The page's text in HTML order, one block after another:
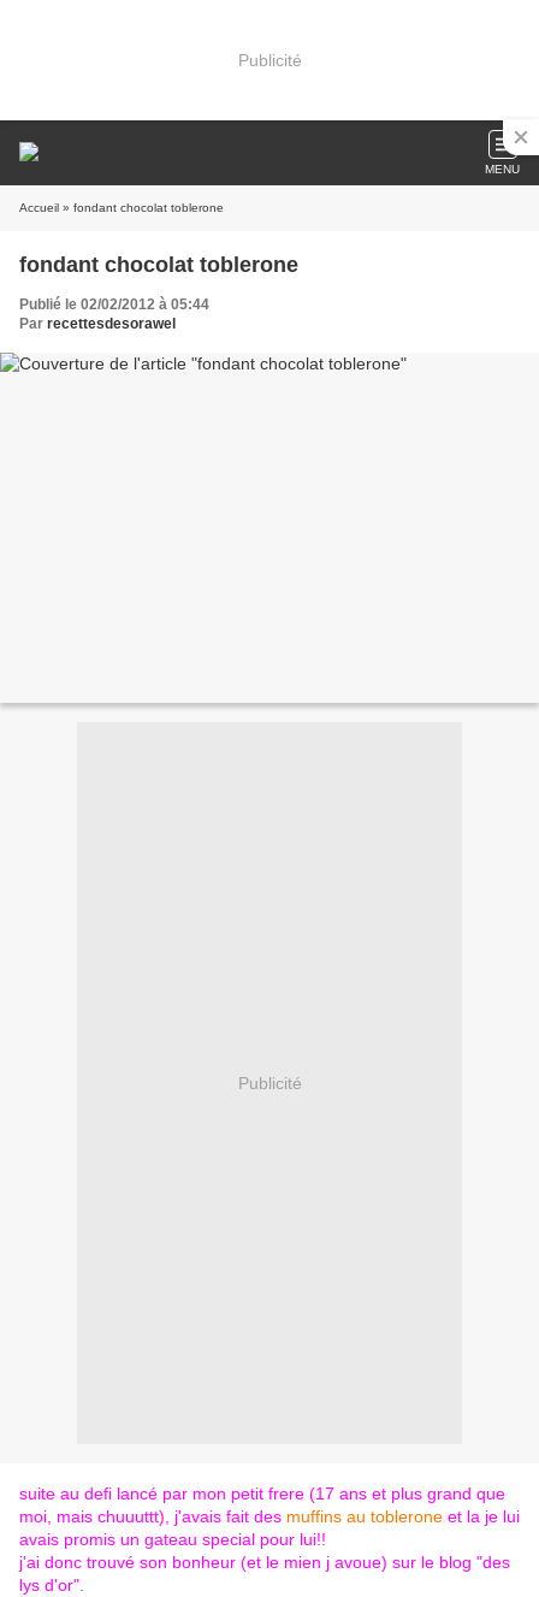
Publicité
MENU
Accueil » fondant chocolat toblerone
fondant chocolat toblerone
Publié le 02/02/2012 à 05:44
Par recettesdesorawel
Publicité
suite au defi lancé par mon petit frere (17 ans et plus grand que
moi, mais chuuuttt), j'avais fait des muffins au toblerone et la je lui
avais promis un gateau special pour lui!!
j'ai donc trouvé son bonheur (et le mien j avoue) sur le blog "des
lys d'or".